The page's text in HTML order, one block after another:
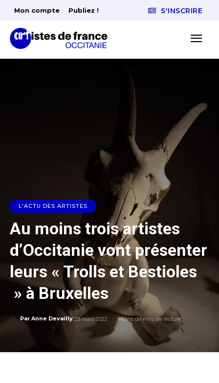
Mon compte Publiez ! S'INSCRIRE
L'ACTU DES ARTISTES
Au moins trois artistes
d’Occitanie vont présenter
leurs « Trolls et Bestioles
» à Bruxelles
Par Anne Devailly 28 mars 2022 Moins de min. de lecture